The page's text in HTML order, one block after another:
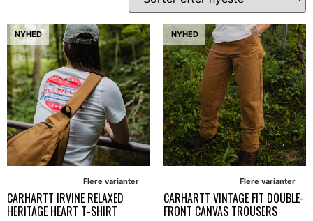
NYHED
Flere varianter
CARHARTT IRVINE RELAXED
HERITAGE HEART T-SHIRT
NYHED
Flere varianter
CARHARTT VINTAGE FIT DOUBLE-
FRONT CANVAS TROUSERS